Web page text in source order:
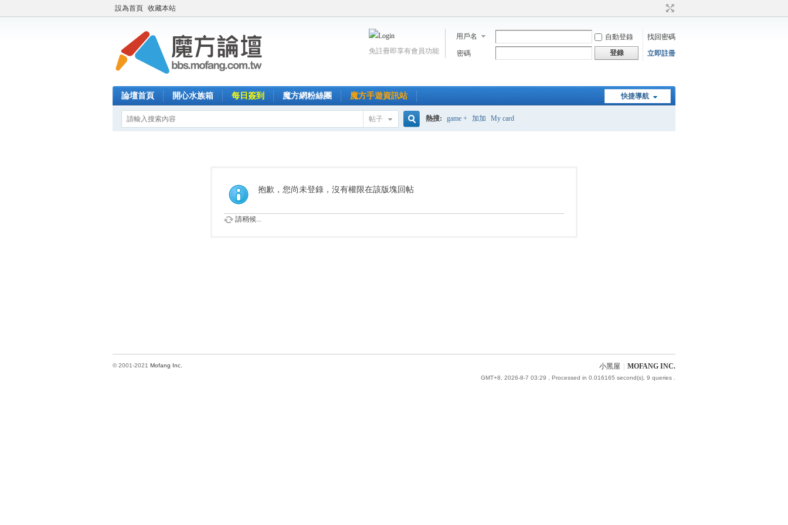
設為首頁 收藏本站
用戶名 自動登錄
找回密碼
密碼
登錄 立即註冊
免註冊即享有會員功能
快捷導航
論壇首頁 開心水族箱 每日簽到 魔方網粉絲團 魔方手遊資訊站
帖子
索
熱搜: game + 加加 My card
抱歉，您尚未登錄，沒有權限在該版塊回帖
請稍候...
小黑屋 MOFANG INC.
GMT+8, 2026-8-7 03:29 , Processed in 0.016165 second(s), 9 queries .
© 2001-2021 Mofang Inc.